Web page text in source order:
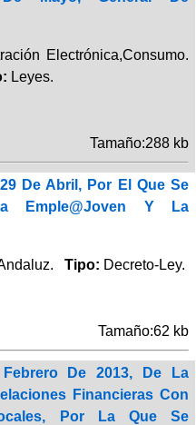
Electrónica,Consumo.
Leyes.
Tamaño:288 kb
De Abril, Por El Que Se
Emple@Joven Y La
Tipo: Decreto-Ley.
Tamaño:62 kb
De 2013, De La
Financieras Con
Por La Que Se